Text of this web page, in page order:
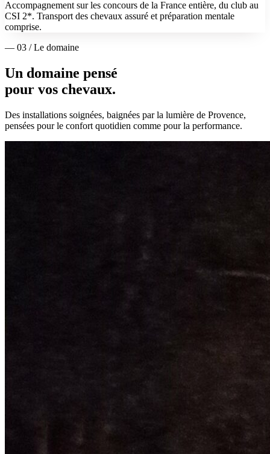
Accompagnement sur les concours de la France entière, du club au
CSI 2*. Transport des chevaux assuré et préparation mentale
comprise.
— 03 / Le domaine
Un domaine pensé
pour vos chevaux.
Des installations soignées, baignées par la lumière de Provence,
pensées pour le confort quotidien comme pour la performance.